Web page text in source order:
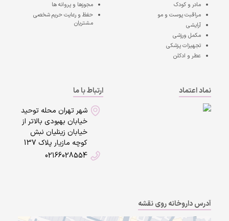
مادر و کودک
مراقبت پوست و مو
آرایشی
مکمل ورزشی
تجهیزات پزشکی
عطر و ادکلن
مجوزها و پروانه ها
حفظ و رعایت حریم شخصی
مشتریان
نماد اعتماد
ارتباط با ما
شهر تهران محله توحید
خیابان بهبودی بالاتر از
خیابان زینلیان نبش
کوچه مازیار پلاک 137
02166028554
آدرس داروخانه روی نقشه